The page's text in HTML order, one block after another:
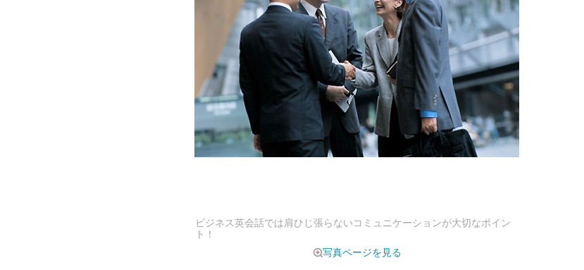
ビジネス英会話では肩ひじ張らないコミュニケーションが大切なポイン
ト！
写真ページを見る